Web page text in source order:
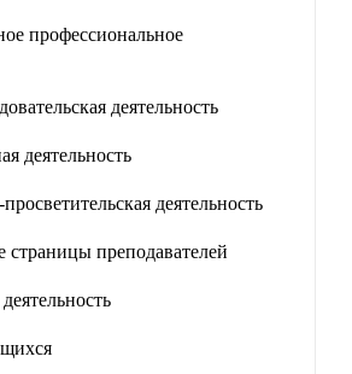
профессиональное
деятельность
деятельность
деятельность
страницы преподавателей